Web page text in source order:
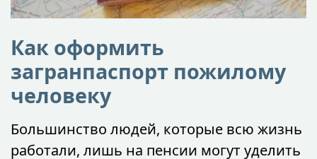
Как оформить
загранпаспорт пожилому
человеку
Большинство людей, которые всю жизнь
работали, лишь на пенсии могут уделить